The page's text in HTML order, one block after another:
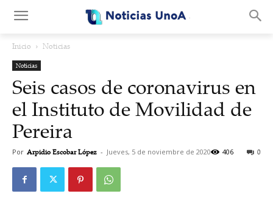
Inicio Noticias
Noticias
Seis casos de coronavirus en
el Instituto de Movilidad de
Pereira
Por Arpidio Escobar López - Jueves, 5 de noviembre de 2020 0
406